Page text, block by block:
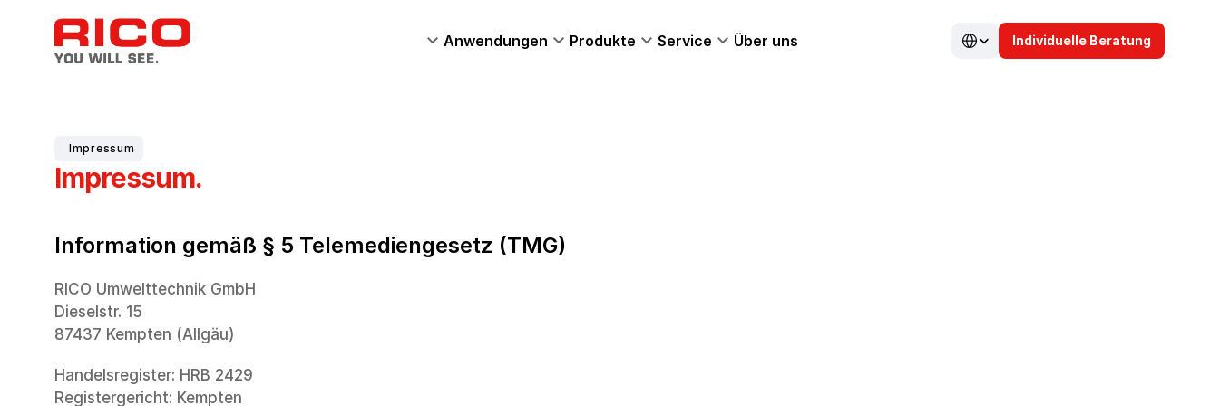
Anwendungen Produkte Service Über uns
Select Language
Individuelle Beratung
Impressum
Impressum.
Information gemäß § 5 Telemediengesetz (TMG)
RICO Umwelttechnik GmbH
Dieselstr. 15
87437 Kempten (Allgäu)
Handelsregister: HRB 2429
Registergericht: Kempten